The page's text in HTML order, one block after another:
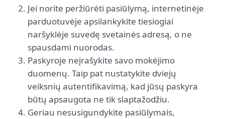
Jei norite peržiūrėti pasiūlymą, internetinėje
parduotuvėje apsilankykite tiesiogiai
naršyklėje suvedę svetainės adresą, o ne
spausdami nuorodas.
Paskyroje neįrašykite savo mokėjimo
duomenų. Taip pat nustatykite dviejų
veiksnių autentifikavimą, kad jūsų paskyra
būtų apsaugota ne tik slaptažodžiu.
Geriau nesusigundykite pasiūlymais,